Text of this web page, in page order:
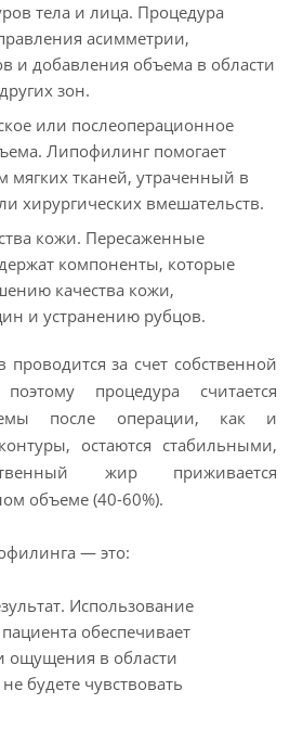
тела и лица. Процедура
асимметрии,
и добавления объема в области
зон.
или послеоперационное
Липофилинг помогает
мягких тканей, утраченный в
хирургических вмешательств.
кожи. Пересаженные
компоненты, которые
качества кожи,
и устранению рубцов.
за счет собственной
процедура считается
после операции, как и
остаются стабильными,
жир приживается
объеме (40-60%).
— это:
Использование
обеспечивает
ощущения в области
будете чувствовать